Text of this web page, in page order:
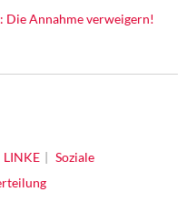
Die Annahme verweigern!
LINKE
Soziale